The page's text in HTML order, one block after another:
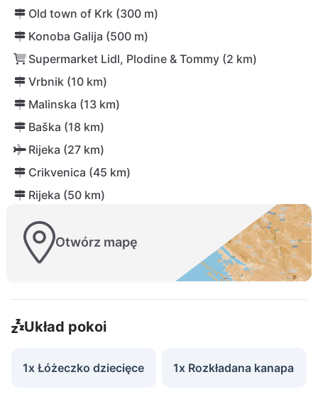
Old town of Krk (300 m)
Konoba Galija (500 m)
Supermarket Lidl, Plodine & Tommy (2 km)
Vrbnik (10 km)
Malinska (13 km)
Baška (18 km)
Rijeka (27 km)
Crikvenica (45 km)
Rijeka (50 km)
Otwórz mapę
Układ pokoi
1x Łóżeczko dziecięce 1x Rozkładana kanapa